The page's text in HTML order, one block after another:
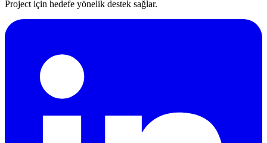
Project için hedefe yönelik destek sağlar.